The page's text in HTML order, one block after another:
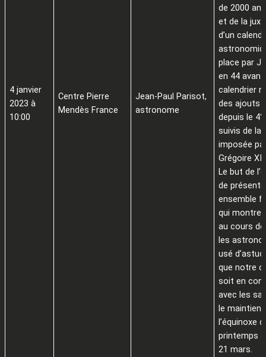
4 janvier
2023 à
10:00
Centre Pierre
Mendès France
Jean-Paul Parisot,
astronome
de 2000
et de la
d’un
place par
en 44 avant
calendrier
des ajouts
depuis le
suivis de la
imposée
Grégoire
Le but de
de
ensemble
qui montre
au cours
les
usé
que notre
soit en
avec les
le maintien
l’équinoxe
printemps
21 mars.